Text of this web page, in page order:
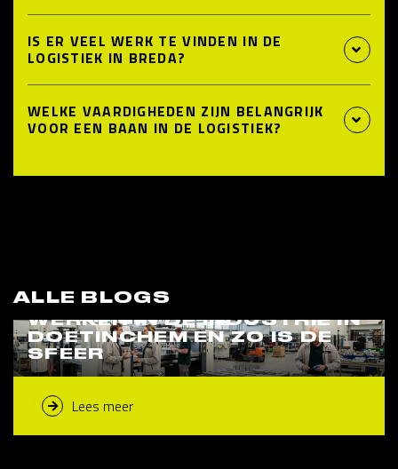
IS ER VEEL WERK TE VINDEN IN DE
LOGISTIEK IN BREDA?
WELKE VAARDIGHEDEN ZIJN BELANGRIJK
VOOR EEN BAAN IN DE LOGISTIEK?
ALLE BLOGS
WERKEN IN DE INDUSTRIE IN
DOETINCHEM EN ZO IS DE
SFEER
Lees meer